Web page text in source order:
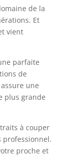
de la
Et
vient
parfaite
de
une
plus grande
à couper
professionnel.
proche et